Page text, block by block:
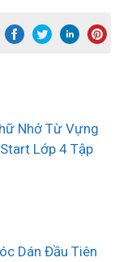
Nhớ Từ Vựng
Lớp 4 Tập
Dán Đầu Tiên